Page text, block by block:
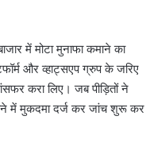
में मोटा मुनाफा कमाने का
और व्हाट्सएप ग्रुप के जरिए
करा लिए। जब पीड़ितों ने
में मुकदमा दर्ज कर जांच शुरू कर